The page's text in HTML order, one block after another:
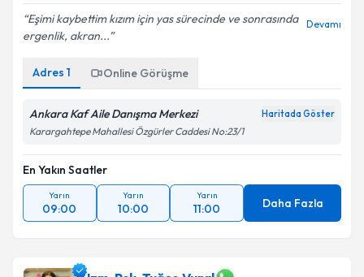
Eşimi kaybettim kızım için yas sürecinde ve sonrasında
ergenlik, akran...
Devamı
Adres 1 Online Görüşme
Ankara Kaf Aile Danışma Merkezi Haritada Göster
Karargahtepe Mahallesi Özgürler Caddesi No:23/1
En Yakın Saatler
Yarın
09:00
Yarın
10:00
Yarın
11:00 Daha Fazla